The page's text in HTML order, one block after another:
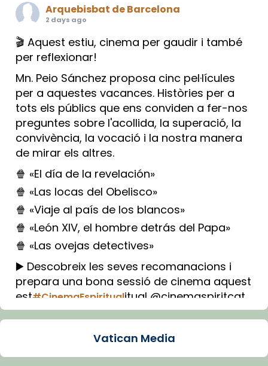
Arquebisbat de Barcelona
2 days ago
🎬 Aquest estiu, cinema per gaudir i també
per reflexionar!
Mn. Peio Sánchez proposa cinc pel·lícules
per a aquestes vacances. Històries per a
tots els públics que ens conviden a fer-nos
preguntes sobre l'acollida, la superació, la
convivència, la vocació i la nostra manera
de mirar els altres.
🍿 «El día de la revelación»
🍿 «Las locas del Obelisco»
🍿 «Viaje al país de los blancos»
🍿 «León XIV, el hombre detrás del Papa»
🍿 «Las ovejas detectives»
▶️ Descobreix les seves recomanacions i
prepara una bona sessió de cinema aquest
est#CinemaEspiritualitual @cinemaspiritcat
Imatge: Generada amb IA (OpenAI)
Vatican Media